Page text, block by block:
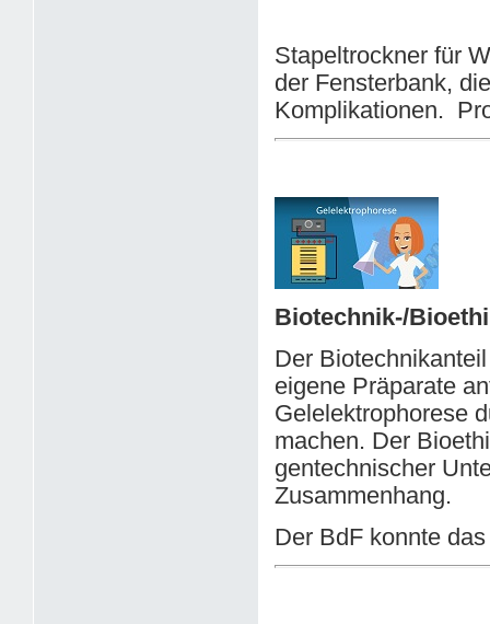
Stapeltrockner für
der Fensterbank,
Komplikationen.
Biotechnik-/
Der
eigene Präparate
Gelelektrophorese
machen. Der
gentechnischer
Zusammenhang.
Der BdF konnte